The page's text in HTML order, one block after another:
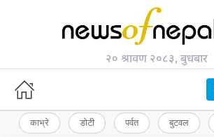
२० श्रावण २०८३, बुधबार
काभ्रे डोटी पर्वत बुटवल